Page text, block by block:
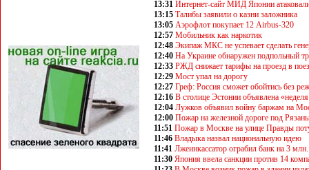
13:31 Интернет-сайт МИД Японии
13:15 Талибы заявили о казни заложника
13:05 Аэрофлот покупает 12 Airbus-320
12:57 Мобильник как наркотик
12:48 Экипаж МКС не успевает сделать
12:40 На Украине обнаружен подпольный
12:33 РЖД снижает тарифы на проезд в
12:29 Мост упал на дорогу
12:27 Греф: Россия сможет обойтись без
12:16 В столице Эстонии объявлена
12:04 Лужков объявил войну баржам на
12:00 Пожар на железной дороге под
11:51 Пожар в Москве на улице Правды
11:46 Владыка назвал национальную идею
11:41 Лжеинкассатор ограбил банк на 3
11:30 Япония ввела санкции против 14